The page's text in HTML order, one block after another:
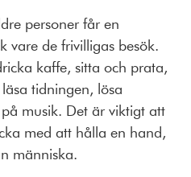
personer får en
vare de frivilligas besök.
kaffe, sitta och prata,
tidningen, lösa
musik. Det är viktigt att
med att hålla en hand,
människa.